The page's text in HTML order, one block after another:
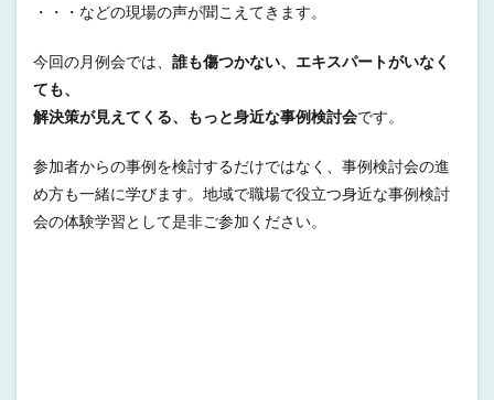
・・・などの現場の声が聞こえてきます。
今回の月例会では、 誰も傷つかない、エキスパートがいなく
ても、
解決策が見えてくる、もっと身近な事例検討会です。
参加者からの事例を検討するだけではなく、事例検討会の進
め方も一緒に学びます。地域で職場で役立つ身近な事例検討
会の体験学習として是非ご参加ください。